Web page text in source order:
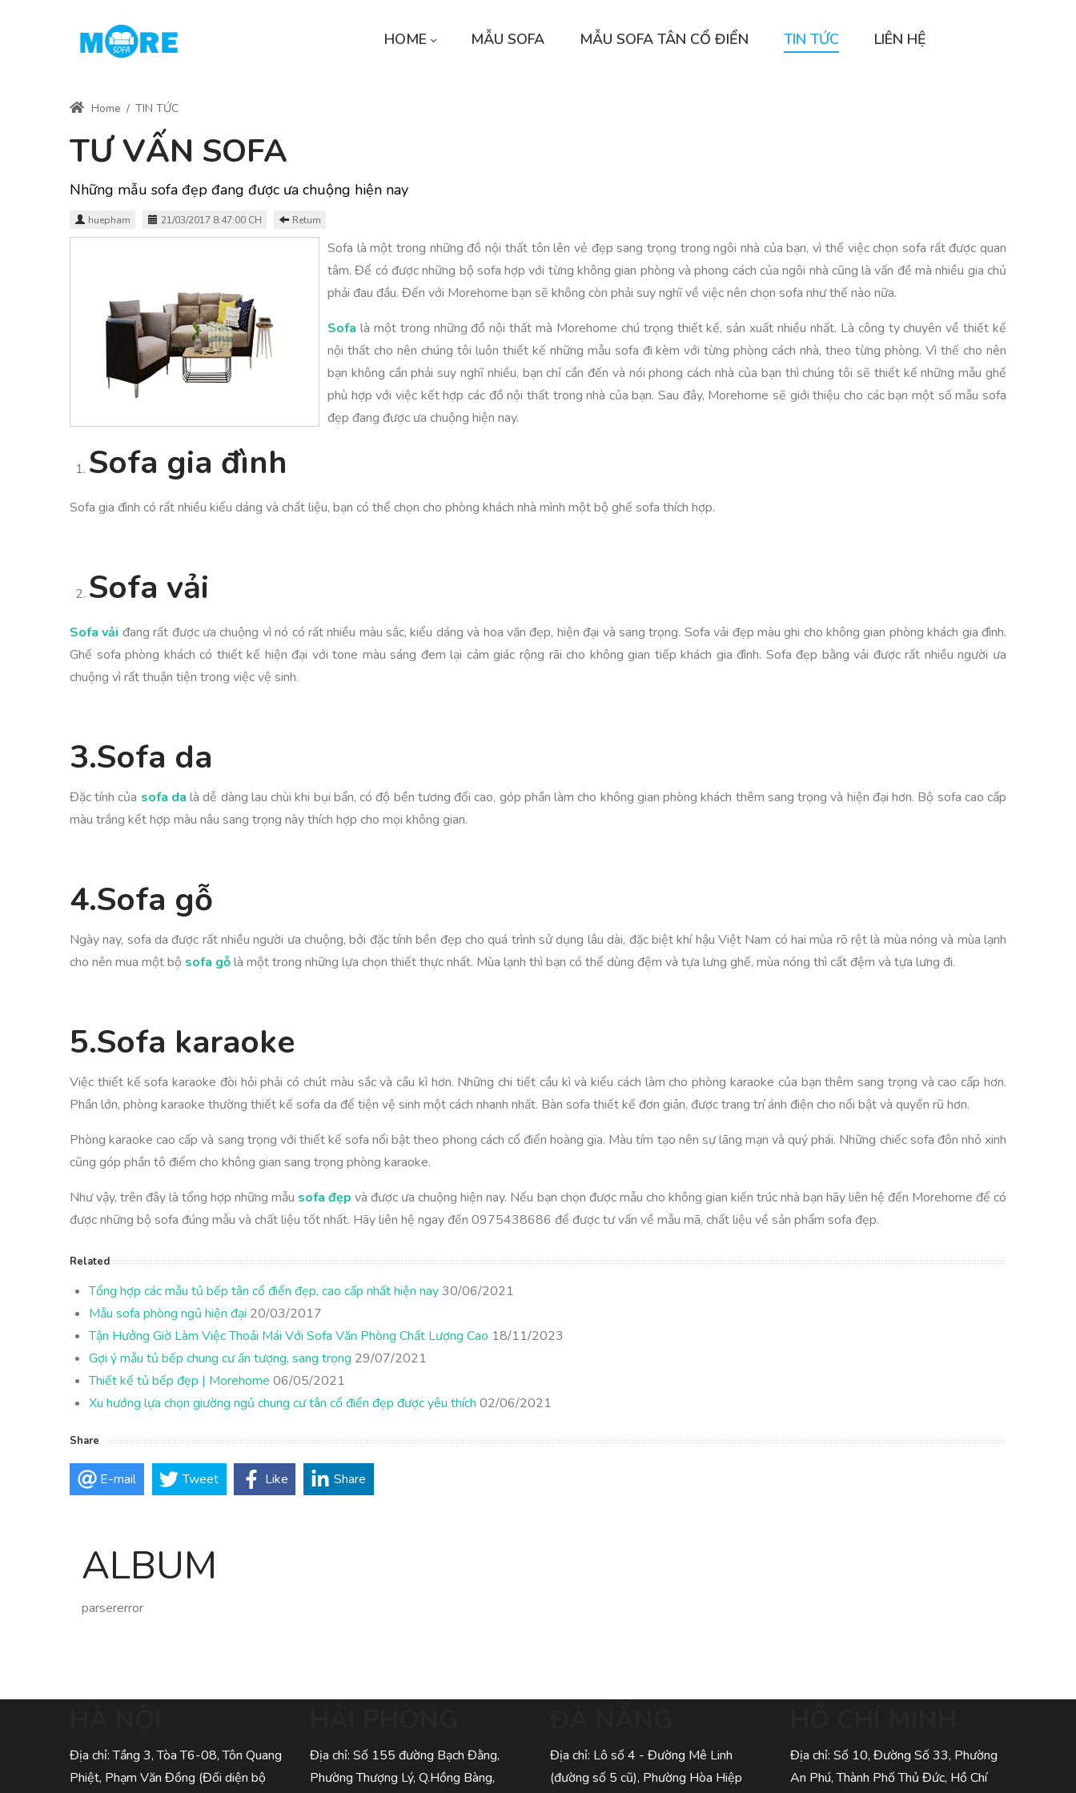
HOME MẪU SOFA MẪU SOFA TÂN CỔ ĐIỂN TIN TỨC LIÊN HỆ
Home / TIN TỨC
TƯ VẤN SOFA
Những mẫu sofa đẹp đang được ưa chuộng hiện nay
huepham 21/03/2017 8:47:00 CH Return
Sofa là một trong những đồ nội thất tôn lên vẻ đẹp sang trọng trong ngôi nhà của bạn, vì thế việc chọn sofa rất được quan
tâm. Để có được những bộ sofa hợp với từng không gian phòng và phong cách của ngôi nhà cũng là vấn đề mà nhiều gia chủ
phải đau đầu. Đến với Morehome bạn sẽ không còn phải suy nghĩ về việc nên chọn sofa như thế nào nữa.
Sofa là một trong những đồ nội thất mà Morehome chú trọng thiết kế, sản xuất nhiều nhất. Là công ty chuyên về thiết kế
nội thất cho nên chúng tôi luôn thiết kế những mẫu sofa đi kèm với từng phòng cách nhà, theo từng phòng. Vì thế cho nên
bạn không cần phải suy nghĩ nhiều, bạn chỉ cần đến và nói phong cách nhà của bạn thì chúng tôi sẽ thiết kế những mẫu ghế
phù hợp với việc kết hợp các đồ nội thất trong nhà của bạn. Sau đây, Morehome sẽ giới thiệu cho các bạn một số mẫu sofa
đẹp đang được ưa chuộng hiện nay.
Sofa gia đình
Sofa gia đình có rất nhiều kiểu dáng và chất liệu, bạn có thể chọn cho phòng khách nhà mình một bộ ghế sofa thích hợp.
Sofa vải
Sofa vải đang rất được ưa chuộng vì nó có rất nhiều màu sắc, kiểu dáng và hoa văn đẹp, hiện đại và sang trọng. Sofa vải đẹp màu ghi cho không gian phòng khách gia đình.
Ghế sofa phòng khách có thiết kế hiện đại với tone màu sáng đem lại cảm giác rộng rãi cho không gian tiếp khách gia đình. Sofa đẹp bằng vải được rất nhiều người ưa
chuộng vì rất thuận tiện trong việc vệ sinh.
3.Sofa da
Đặc tính của sofa da là dễ dàng lau chùi khi bụi bẩn, có độ bền tương đối cao, góp phần làm cho không gian phòng khách thêm sang trọng và hiện đại hơn. Bộ sofa cao cấp
màu trắng kết hợp màu nâu sang trọng này thích hợp cho mọi không gian.
4.Sofa gỗ
Ngày nay, sofa da được rất nhiều người ưa chuộng, bởi đặc tính bền đẹp cho quá trình sử dụng lâu dài, đặc biệt khí hậu Việt Nam có hai mùa rõ rệt là mùa nóng và mùa lạnh
cho nên mua một bộ sofa gỗlà một trong những lựa chọn thiết thực nhất. Mùa lạnh thì bạn có thể dùng đệm và tựa lưng ghế, mùa nóng thì cất đệm và tựa lưng đi.
5.Sofa karaoke
Việc thiết kế sofa karaoke đòi hỏi phải có chút màu sắc và cầu kì hơn. Những chi tiết cầu kì và kiểu cách làm cho phòng karaoke của bạn thêm sang trọng và cao cấp hơn.
Phần lớn, phòng karaoke thường thiết kế sofa da để tiện vệ sinh một cách nhanh nhất. Bàn sofa thiết kế đơn giản, được trang trí ánh điện cho nổi bật và quyến rũ hơn.
Phòng karaoke cao cấp và sang trọng với thiết kế sofa nổi bật theo phong cách cổ điển hoàng gia. Màu tím tạo nên sự lãng mạn và quý phái. Những chiếc sofa đôn nhỏ xinh
cũng góp phần tô điểm cho không gian sang trọng phòng karaoke.
Như vậy, trên đây là tổng hợp những mẫu sofa đẹp và được ưa chuộng hiện nay. Nếu bạn chọn được mẫu cho không gian kiến trúc nhà bạn hãy liên hệ đến Morehome để có
được những bộ sofa đúng mẫu và chất liệu tốt nhất. Hãy liên hệ ngay đến 0975438686 để được tư vấn về mẫu mã, chất liệu về sản phẩm sofa đẹp.
Related
Tổng hợp các mẫu tủ bếp tân cổ điển đẹp, cao cấp nhất hiện nay30/06/2021
Mẫu sofa phòng ngủ hiện đại 20/03/2017
Tận Hưởng Giờ Làm Việc Thoải Mái Với Sofa Văn Phòng Chất Lượng Cao 18/11/2023
Gợi ý mẫu tủ bếp chung cư ấn tượng, sang trọng 29/07/2021
Thiết kế tủ bếp đẹp | Morehome 06/05/2021
Xu hướng lựa chọn giường ngủ chung cư tân cổ điển đẹp được yêu thích 02/06/2021
Share
E-mail Tweet Like Share
ALBUM
parsererror
Địa chỉ: Tầng 3, Tòa T6-08, Tôn Quang
Phiệt, Phạm Văn Đồng (Đối diện bộ
Địa chỉ: Số 155 đường Bạch Đằng,
Phường Thượng Lý, Q.Hồng Bàng,
Địa chỉ: Lô số 4 - Đường Mê Linh
(đường số 5 cũ), Phường Hòa Hiệp
Địa chỉ: Số 10, Đường Số 33, Phường
An Phú, Thành Phố Thủ Đức, Hồ Chí